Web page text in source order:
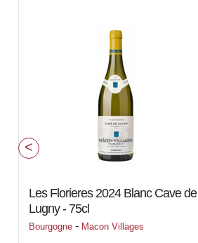
Les Florieres 2024 Blanc Cave de
Lugny - 75cl
Bourgogne - Macon Villages